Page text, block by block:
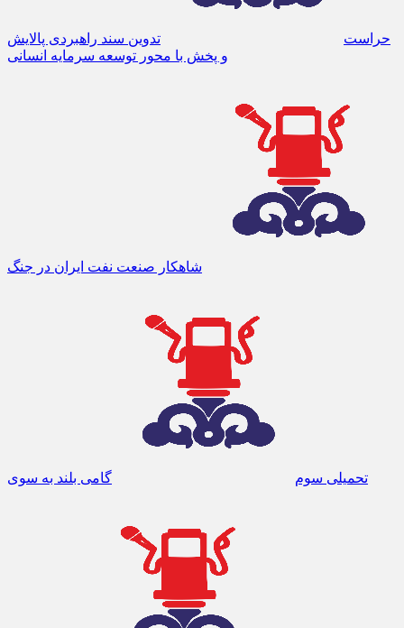
حراست
تدوین سند راهبردی پالایش
و پخش با محور توسعه سرمایه انسانی
شاهکار صنعت نفت ایران در جنگ
تحمیلی سوم گامی بلند به سوی